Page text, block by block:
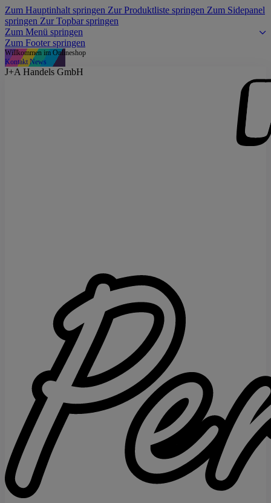
Zum Hauptinhalt springen Zur Produktliste springen Zum Sidepanel
springen Zur Topbar springen
Zum Menü springen
Zum Footer springen
Willkommen im Onlineshop
Kontakt News
J+A Handels GmbH